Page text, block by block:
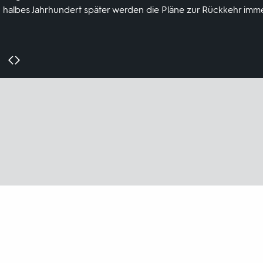
halbes Jahrhundert später werden die Pläne zur Rückkehr